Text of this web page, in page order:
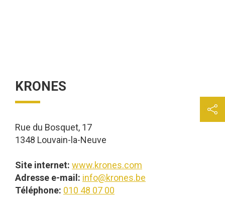
KRONES
Rue du Bosquet, 17
1348 Louvain-la-Neuve
Site internet: www.krones.com
Adresse e-mail: info@krones.be
Téléphone: 010 48 07 00